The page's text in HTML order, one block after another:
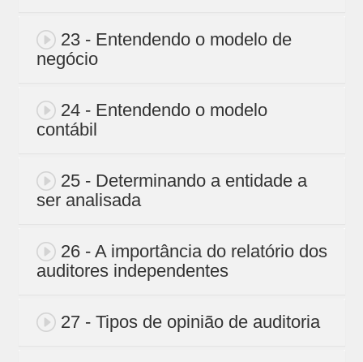
23 - Entendendo o modelo de
negócio
24 - Entendendo o modelo
contábil
25 - Determinando a entidade a
ser analisada
26 - A importância do relatório dos
auditores independentes
27 - Tipos de opinião de auditoria